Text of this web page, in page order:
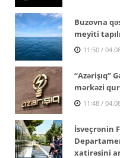
Buzovna
meyiti
11:50 /
“Azərişıq”
mərkəzi
11:48 /
İsveçrənin
xatirəsini